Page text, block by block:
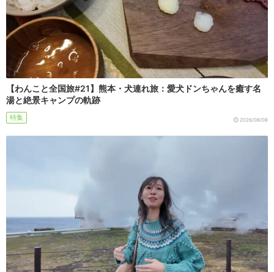
【わんこと全国旅#21】熊本・犬連れ旅：愛犬ドンちゃんを癒す名
湯と絶景キャンプの軌跡
特集 2026/08/08